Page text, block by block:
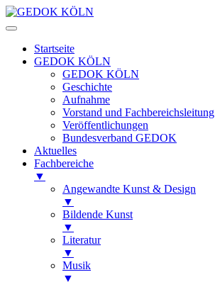
Startseite
GEDOK KÖLN
GEDOK KÖLN
Geschichte
Aufnahme
Vorstand und Fachbereichsleitung
Veröffentlichungen
Bundesverband GEDOK
Aktuelles
Fachbereiche
▼
Angewandte Kunst & Design
▼
Bildende Kunst
▼
Literatur
▼
Musik
▼